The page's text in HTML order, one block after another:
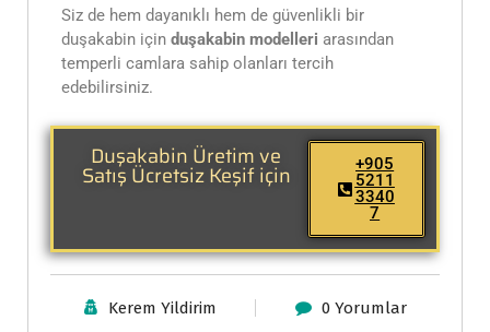
Siz de hem dayanıklı hem de güvenlikli bir
duşakabin için duşakabin modelleri arasından
temperli camlara sahip olanları tercih
edebilirsiniz.
Duşakabin Üretim ve
Satış Ücretsiz Keşif için
+905
5211
3340
7
Kerem Yildirim 0 Yorumlar